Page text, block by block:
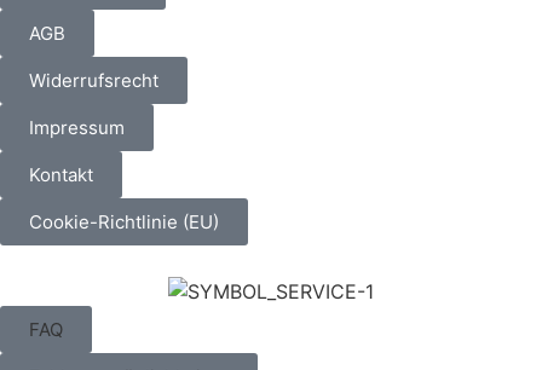
AGB
Widerrufsrecht
Impressum
Kontakt
Cookie-Richtlinie (EU)
FAQ